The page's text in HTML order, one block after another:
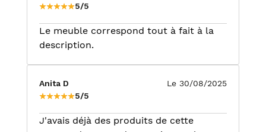
5/5
Le meuble correspond tout à fait à la
description.
Anita D
5/5
Le 30/08/2025
J'avais déjà des produits de cette